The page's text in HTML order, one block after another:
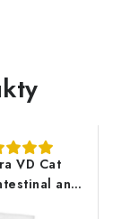
VD Cat
and